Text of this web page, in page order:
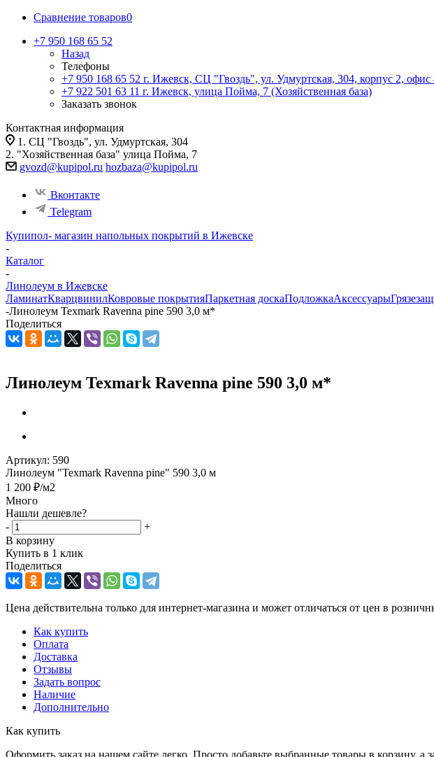
Сравнение товаров0
+7 950 168 65 52
Назад
Телефоны
+7 950 168 65 52 г. Ижевск, СЦ "Гвоздь", ул. Удмуртская, 304, корпус 2, офис
+7 922 501 63 11 г. Ижевск, улица Пойма, 7 (Хозяйственная база)
Заказать звонок
Контактная информация
1. СЦ "Гвоздь", ул. Удмуртская, 304
2. "Хозяйственная база" улица Пойма, 7
gvozd@kupipol.ru hozbaza@kupipol.ru
Вконтакте
Telegram
Купипол- магазин напольных покрытий в Ижевске
-
Каталог
-
Линолеум в Ижевске
ЛаминатКварцвинилКовровые покрытияПаркетная доскаПодложкаАксессуары
-Линолеум Texmark Ravenna pine 590 3,0 м*
Поделиться
Линолеум Texmark Ravenna pine 590 3,0 м*
Артикул: 590
Линолеум "Texmark Ravenna pine" 590 3,0 м
1 200 ₽/м2
Много
Нашли дешевле?
-
+
В корзину
Купить в 1 клик
Поделиться
Цена действительна только для интернет-магазина и может отличаться от цен в
Как купить
Оплата
Доставка
Отзывы
Задать вопрос
Наличие
Дополнительно
Как купить
Оформить заказ на нашем сайте легко. Просто добавьте выбранные товары в корзину,